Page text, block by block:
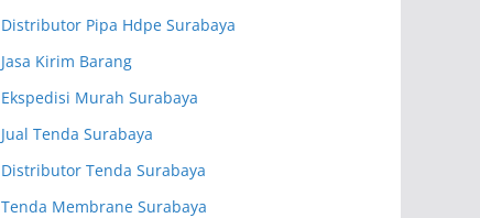
Distributor Pipa Hdpe Surabaya
Jasa Kirim Barang
Ekspedisi Murah Surabaya
Jual Tenda Surabaya
Distributor Tenda Surabaya
Tenda Membrane Surabaya